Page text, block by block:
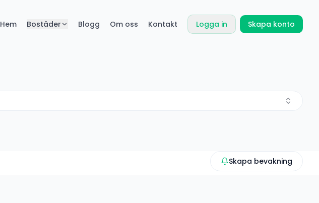
Hem Bostäder Blogg Om oss Kontakt Logga in Skapa konto
Skapa bevakning